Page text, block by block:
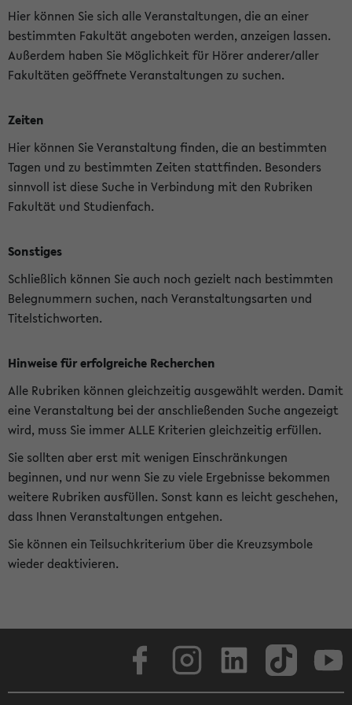
Hier können Sie sich alle Veranstaltungen, die an einer
bestimmten Fakultät angeboten werden, anzeigen lassen.
Außerdem haben Sie Möglichkeit für Hörer anderer/aller
Fakultäten geöffnete Veranstaltungen zu suchen.
Zeiten
Hier können Sie Veranstaltung finden, die an bestimmten
Tagen und zu bestimmten Zeiten stattfinden. Besonders
sinnvoll ist diese Suche in Verbindung mit den Rubriken
Fakultät und Studienfach.
Sonstiges
Schließlich können Sie auch noch gezielt nach bestimmten
Belegnummern suchen, nach Veranstaltungsarten und
Titelstichworten.
Hinweise für erfolgreiche Recherchen
Alle Rubriken können gleichzeitig ausgewählt werden. Damit
eine Veranstaltung bei der anschließenden Suche angezeigt
wird, muss Sie immer ALLE Kriterien gleichzeitig erfüllen.
Sie sollten aber erst mit wenigen Einschränkungen
beginnen, und nur wenn Sie zu viele Ergebnisse bekommen
weitere Rubriken ausfüllen. Sonst kann es leicht geschehen,
dass Ihnen Veranstaltungen entgehen.
Sie können ein Teilsuchkriterium über die Kreuzsymbole
wieder deaktivieren.